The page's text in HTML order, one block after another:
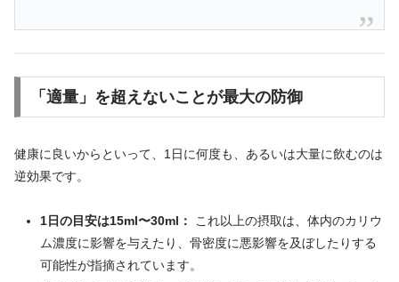
「適量」を超えないことが最大の防御
健康に良いからといって、1日に何度も、あるいは大量に飲むのは
逆効果です。
1日の目安は15ml〜30ml：
これ以上の摂取は、体内のカリウ
ム濃度に影響を与えたり、骨密度に悪影響を及ぼしたりする
可能性が指摘されています。